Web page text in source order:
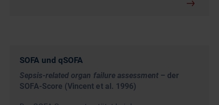
SOFA und qSOFA
Sepsis-related organ failure assessment– der
SOFA-Score (Vincent et al. 1996)